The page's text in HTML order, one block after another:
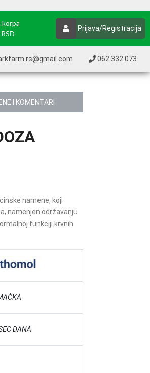
korpa
Prijava/Registracija
062 332 073
I KOMENTARI
namene, koji
namenjen održavanju
funkciji krvnih
DANA